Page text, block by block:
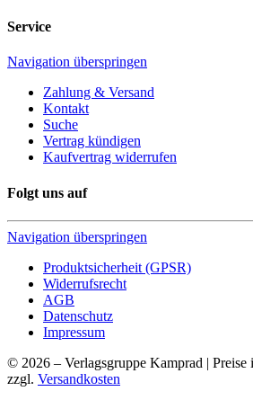
Service
Navigation überspringen
Zahlung & Versand
Kontakt
Suche
Vertrag kündigen
Kaufvertrag widerrufen
Folgt uns auf
Navigation überspringen
Produktsicherheit (GPSR)
Widerrufsrecht
AGB
Datenschutz
Impressum
© 2026 – Verlagsgruppe Kamprad |
zzgl. Versandkosten